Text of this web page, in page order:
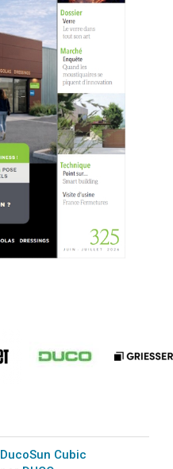
DucoSun Cubic